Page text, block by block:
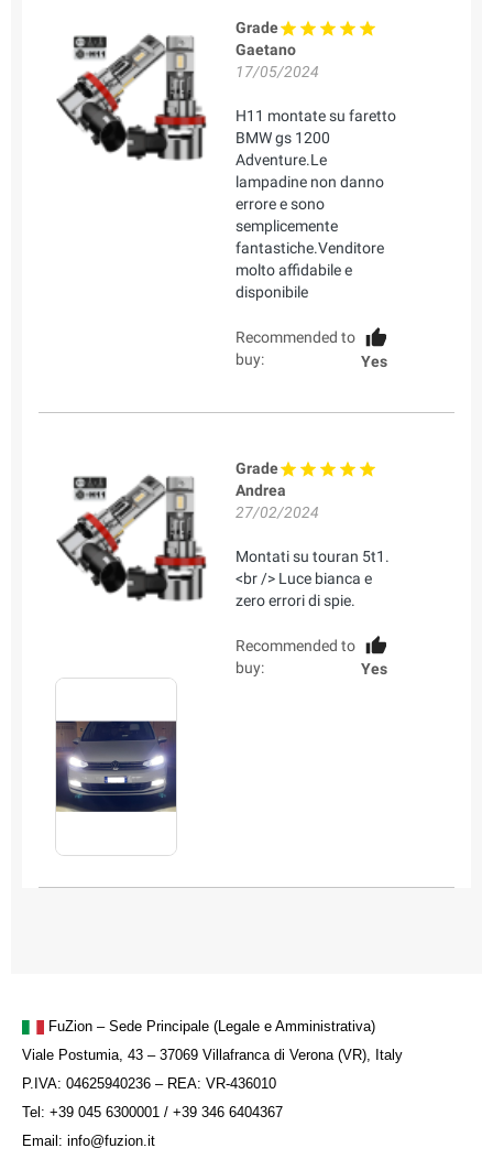
Grade
Gaetano
17/05/2024
H11 montate su faretto
BMW gs 1200
Adventure.Le
lampadine non danno
errore e sono
semplicemente
fantastiche.Venditore
molto affidabile e
disponibile
Recommended to
buy:
Yes
Grade
Andrea
27/02/2024
Montati su touran 5t1.
<br /> Luce bianca e
zero errori di spie.
Recommended to
buy:
Yes
FuZion – Sede Principale (Legale e Amministrativa)
Viale Postumia, 43 – 37069 Villafranca di Verona (VR), Italy
P.IVA: 04625940236 – REA: VR-436010
Tel: +39 045 6300001 / +39 346 6404367
Email: info@fuzion.it